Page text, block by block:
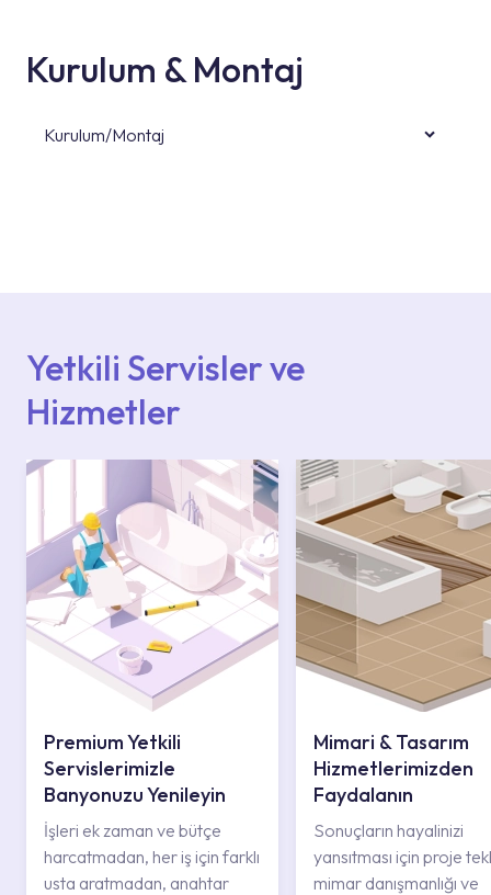
Kurulum & Montaj
Kurulum/Montaj
Yetkili Servisler ve
Hizmetler
Premium Yetkili
Servislerimizle
Banyonuzu Yenileyin
İşleri ek zaman ve bütçe
harcatmadan, her iş için farklı
usta aratmadan, anahtar
Mimari & Tasarım
Hizmetlerimizden
Faydalanın
Sonuçların hayalinizi
yansıtması için proje
mimar danışmanlığı ve